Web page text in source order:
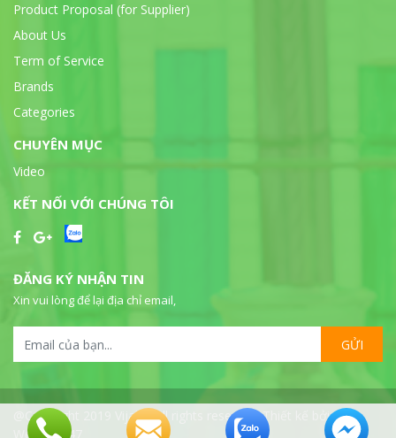
Product Proposal (for Supplier)
About Us
Term of Service
Brands
Categories
CHUYÊN MỤC
Video
KẾT NỐI VỚI CHÚNG TÔI
ĐĂNG KÝ NHẬN TIN
Xin vui lòng để lại địa chỉ email,
GỬI
@Copyright 2019 Vijalab all rights reserved. Thiết kế bởi
WebSeo247